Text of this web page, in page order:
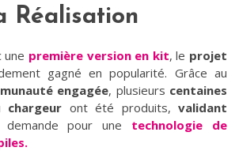
Réalisation
une première version en kit, le projet
gagné en popularité. Grâce au
engagée, plusieurs centaines
chargeur ont été produits, validant
pour une technologie de